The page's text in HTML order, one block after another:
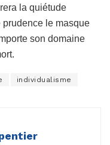
la quiétude
prudence le masque
son domaine
individualisme